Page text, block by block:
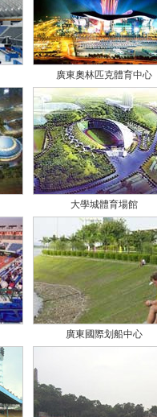
廣東奧林匹克體育中心
大學城體育場館
廣東國際划船中心